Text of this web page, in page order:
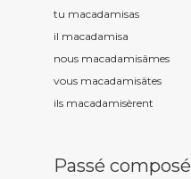
tu macadamisas
il macadamisa
nous macadamisâmes
vous macadamisâtes
ils macadamisèrent
Passé composé